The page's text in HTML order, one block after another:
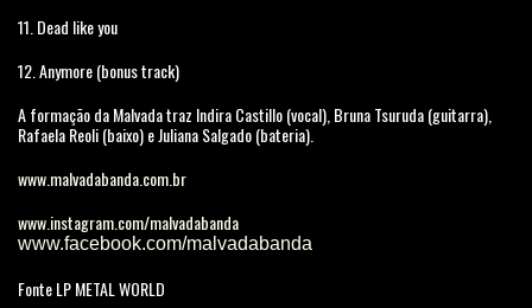
11. Dead like you
12. Anymore (bonus track)
A formação da Malvada traz Indira Castillo (vocal), Bruna Tsuruda (guitarra),
Rafaela Reoli (baixo) e Juliana Salgado (bateria).
www.malvadabanda.com.br
www.instagram.com/malvadabanda
www.facebook.com/malvadabanda
Fonte LP METAL WORLD